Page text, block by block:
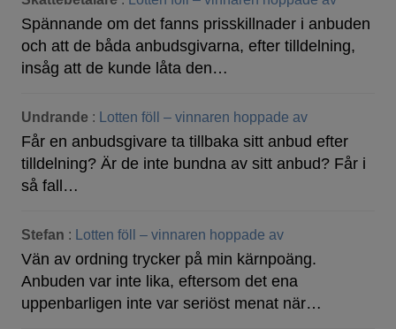
Spännande om det fanns prisskillnader i anbuden
och att de båda anbudsgivarna, efter tilldelning,
insåg att de kunde låta den…
Undrande : Lotten föll – vinnaren hoppade av
Får en anbudsgivare ta tillbaka sitt anbud efter
tilldelning? Är de inte bundna av sitt anbud? Får i
så fall…
Stefan : Lotten föll – vinnaren hoppade av
Vän av ordning trycker på min kärnpoäng.
Anbuden var inte lika, eftersom det ena
uppenbarligen inte var seriöst menat när…